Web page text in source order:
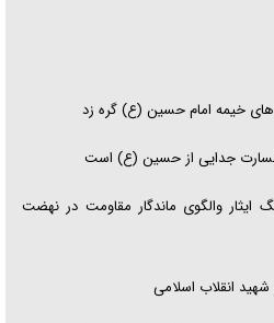
خیمه امام حسین (ع) گره زد
جدایی از حسین (ع) است
ایثار والگوی ماندگار مقاومت در نهضت